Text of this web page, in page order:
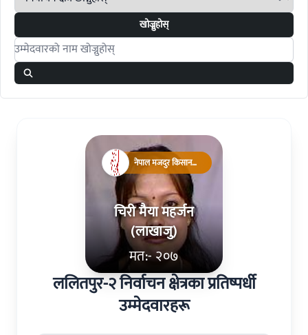
खोज्नुहोस्
Search candidates
चिरी मैया महर्जन
(लाखाजु)
मत:- २०७
नेपाल मजदुर किसान
पार्टी
ललितपुर-२ निर्वाचन क्षेत्रका प्रतिष्पर्धी
उम्मेदवारहरू